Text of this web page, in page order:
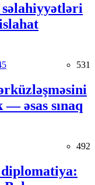
531
əsas sınaq
492